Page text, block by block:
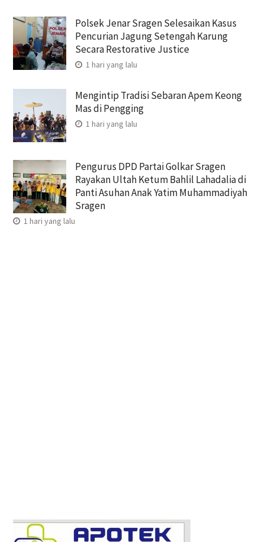
Polsek Jenar Sragen Selesaikan Kasus
Pencurian Jagung Setengah Karung
Secara Restorative Justice
1 hari yang lalu
Mengintip Tradisi Sebaran Apem Keong
Mas di Pengging
1 hari yang lalu
Pengurus DPD Partai Golkar Sragen
Rayakan Ultah Ketum Bahlil Lahadalia di
Panti Asuhan Anak Yatim Muhammadiyah
Sragen
1 hari yang lalu